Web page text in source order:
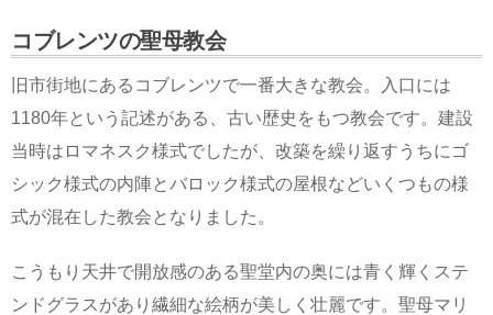
コブレンツの聖母教会
旧市街地にあるコブレンツで一番大きな教会。入口には
1180年という記述がある、古い歴史をもつ教会です。建設
当時はロマネスク様式でしたが、改築を繰り返すうちにゴ
シック様式の内陣とバロック様式の屋根などいくつもの様
式が混在した教会となりました。
こうもり天井で開放感のある聖堂内の奥には青く輝くステ
ンドグラスがあり繊細な絵柄が美しく壮麗です。聖母マリ